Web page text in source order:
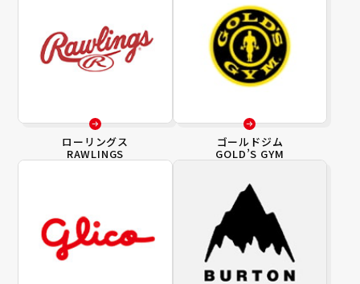
ローリングス
RAWLINGS
ゴールドジム
GOLD’S GYM